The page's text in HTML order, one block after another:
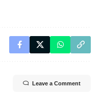
Leave a Comment